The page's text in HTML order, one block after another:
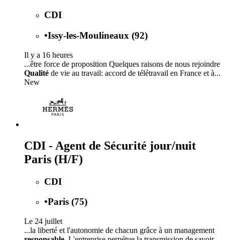
CDI
•Issy-les-Moulineaux (92)
Il y a 16 heures
...être force de proposition Quelques raisons de nous rejoindre
Qualité de vie au travail: accord de télétravail en France et à...
New
CDI - Agent de Sécurité jour/nuit
Paris (H/F)
CDI
•Paris (75)
Le 24 juillet
...la liberté et l'autonomie de chacun grâce à un management